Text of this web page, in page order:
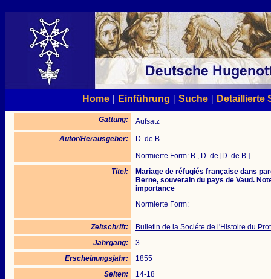
Home| Einführung | Suche| Detaillierte
Gattung: Aufsatz
Autor/Herausgeber:
D. de B.
Normierte Form: B., D. de [D. de B.]
Titel:
Mariage de réfugiés française dans
Berne, souverain du pays de Vaud.
importance
Normierte Form:
Zeitschrift:
Bulletin de la Sociéte de l'Histoire du
Jahrgang:
3
Erscheinungsjahr:
1855
Seiten:
14-18